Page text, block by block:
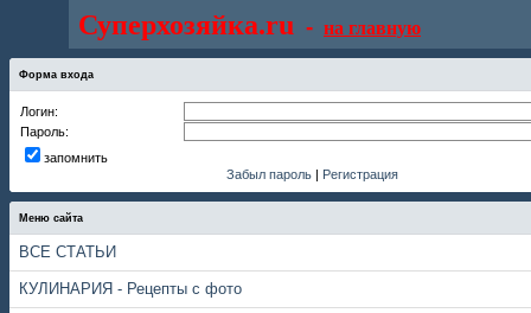
Суперхозяйка.ru - на главную
Форма входа
Логин:
Пароль:
запомнить
Забыл пароль | Регистрация
Меню сайта
ВСЕ СТАТЬИ
КУЛИНАРИЯ - Рецепты с фото